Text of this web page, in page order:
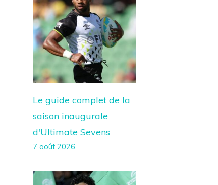
Le guide complet de la
saison inaugurale
d'Ultimate Sevens
7 août 2026